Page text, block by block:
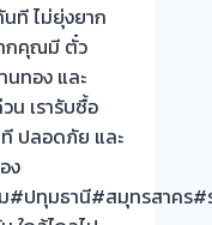
ที ไม่ยุ่งยาก
ากคุณมี ตั๋ว
นทอง และ
น เรารับซื้อ
ปลอดภัย และ
ง
ปทุมธานี#สมุทรสาคร#